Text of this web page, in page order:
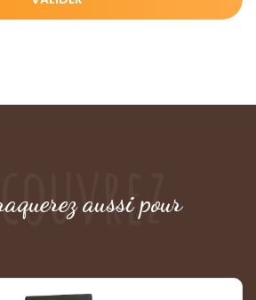
aussi pour